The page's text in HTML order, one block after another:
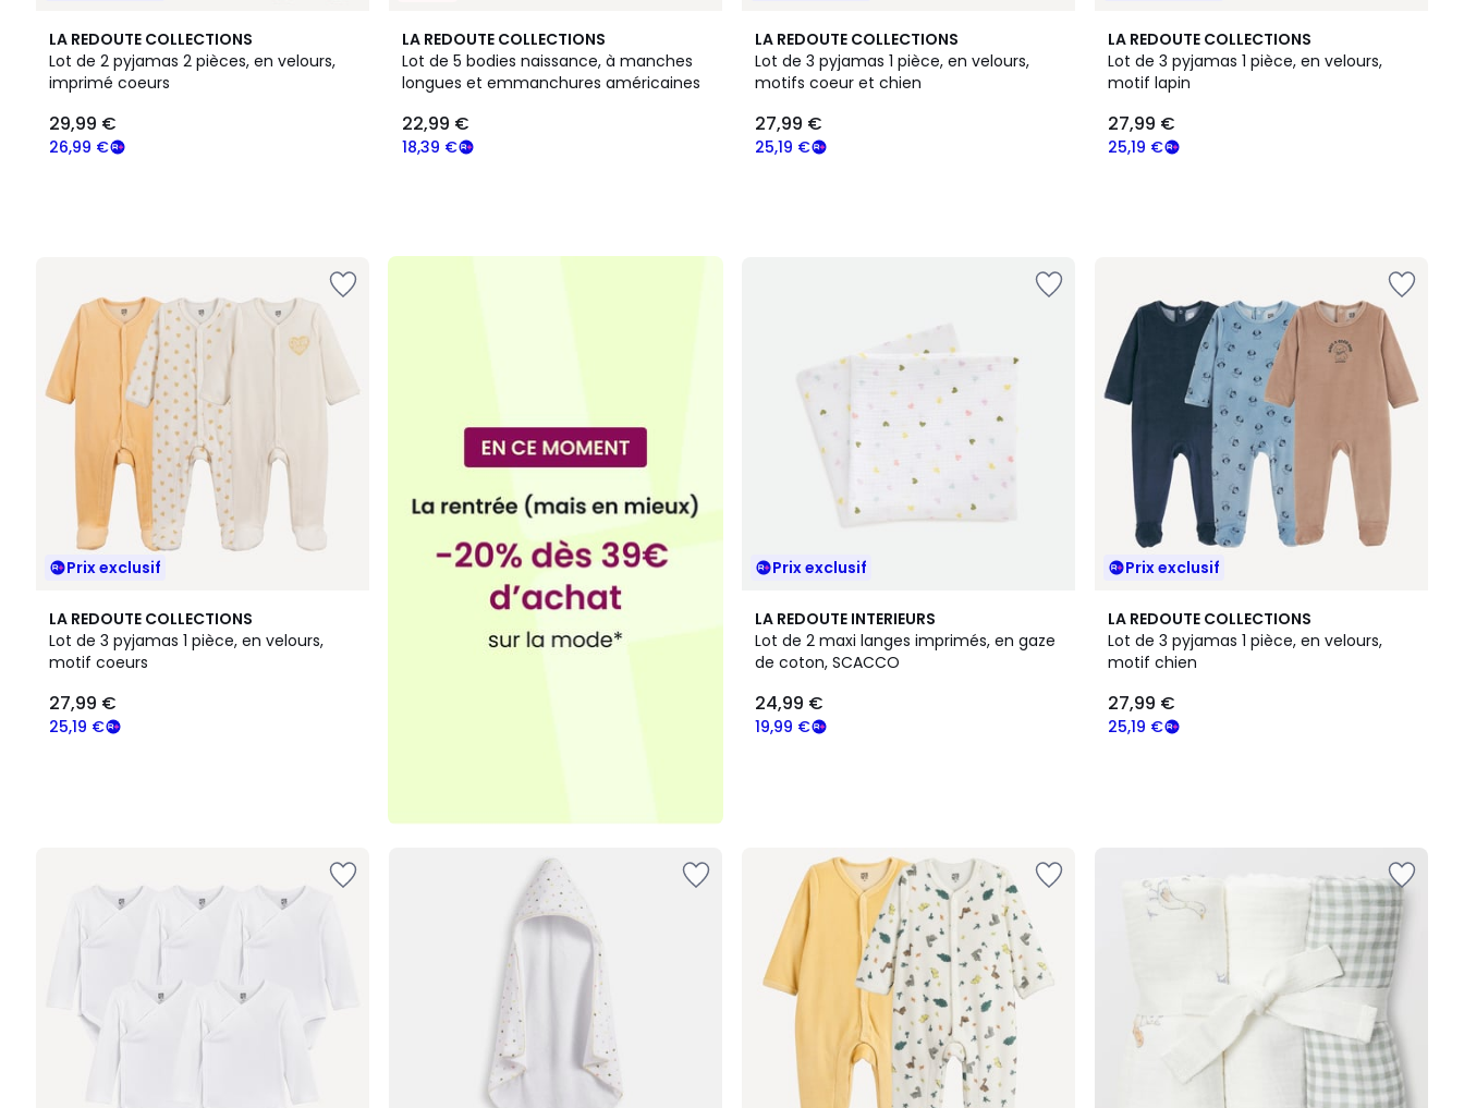
LA REDOUTE COLLECTIONS
Lot de 2 pyjamas 2 pièces, en velours,
imprimé coeurs
€
souscrivez
place
26,99
€.
26,99 €
29,99 €
LA REDOUTE COLLECTIONS
Lot de 5 bodies naissance, à manches
longues et emmanchures américaines
18,39 €
22,99 €
LA REDOUTE COLLECTIONS
Lot de 3 pyjamas 1 pièce, en velours,
motifs coeur et chien
25,19 €
27,99 €
LA REDOUTE COLLECTIONS
Lot de 3 pyjamas 1 pièce, en velours,
motif lapin
25,19 €
27,99 €
Prix exclusif
LA REDOUTE COLLECTIONS
Lot de 3 pyjamas 1 pièce, en velours,
motif coeurs
25,19 €
27,99 €
Prix exclusif
LA REDOUTE INTERIEURS
Lot de 2 maxi langes imprimés, en gaze
de coton, SCACCO
19,99 €
24,99 €
Prix exclusif
LA REDOUTE COLLECTIONS
Lot de 3 pyjamas 1 pièce, en velours,
motif chien
25,19 €
27,99 €